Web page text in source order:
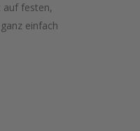
auf festen,
einfach